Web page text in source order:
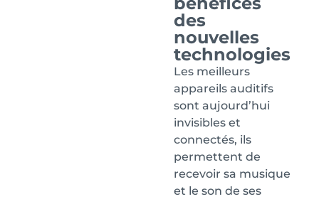
des
nouvelles
technologies
Les meilleurs
appareils auditifs
sont aujourd’hui
invisibles et
connectés, ils
permettent de
recevoir sa musique
et le son de ses